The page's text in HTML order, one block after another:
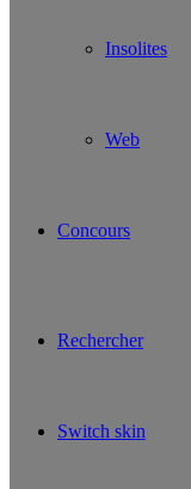
Insolites
Web
Concours
Rechercher
Switch skin